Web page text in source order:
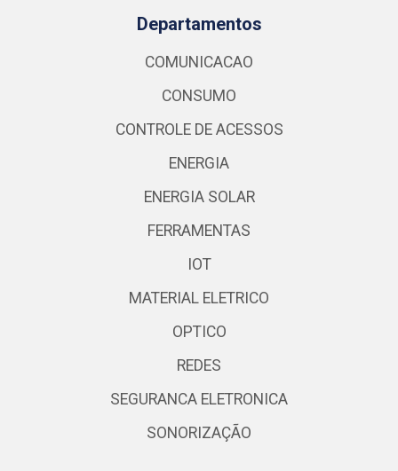
Departamentos
COMUNICACAO
CONSUMO
CONTROLE DE ACESSOS
ENERGIA
ENERGIA SOLAR
FERRAMENTAS
IOT
MATERIAL ELETRICO
OPTICO
REDES
SEGURANCA ELETRONICA
SONORIZAÇÃO